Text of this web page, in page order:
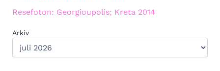
Resefoton: Georgioupolis; Kreta 2014
Arkiv